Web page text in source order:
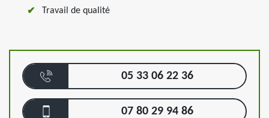
Travail de qualité
05 33 06 22 36
07 80 29 94 86